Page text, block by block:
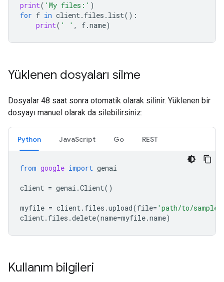
print( 'My files:' )
for f in client. files . list():
print( ' ' , f.name)
Yüklenen dosyaları silme
Dosyalar 48 saat sonra otomatik olarak silinir. Yüklenen bir
dosyayı manuel olarak da silebilirsiniz:
Python JavaScript Go REST
from google import genai
client = genai .Client()
myfile = client. files .upload(file= 'path/to/
client. files .delete(name=myfile.name)
Kullanım bilgileri